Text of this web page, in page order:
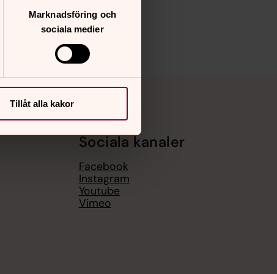
Marknadsföring och
sociala medier
Tillåt alla kakor
Sociala kanaler
Facebook
Instagram
Youtube
Vimeo